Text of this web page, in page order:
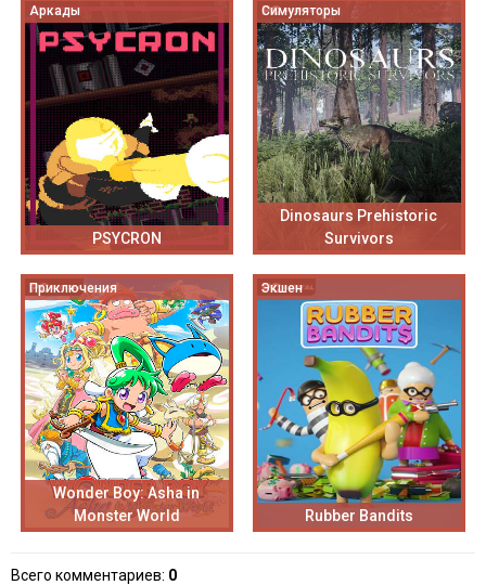
Аркады
PSYCRON
Симуляторы
Dinosaurs Prehistoric
Survivors
Приключения
Wonder Boy: Asha in
Monster World
Экшен
Rubber Bandits
Всего комментариев: 0